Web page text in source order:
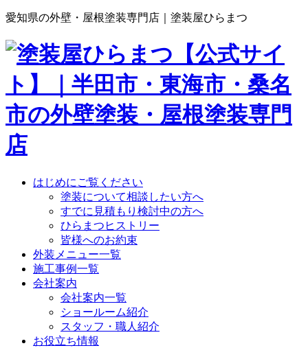
愛知県の外壁・屋根塗装専門店｜塗装屋ひらまつ
はじめにご覧ください
塗装について相談したい方へ
すでに見積もり検討中の方へ
ひらまつヒストリー
皆様へのお約束
外装メニュー一覧
施工事例一覧
会社案内
会社案内一覧
ショールーム紹介
スタッフ・職人紹介
お役立ち情報